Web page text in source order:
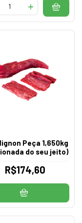
Peça 1,650kg
do seu jeito)
R$174,60